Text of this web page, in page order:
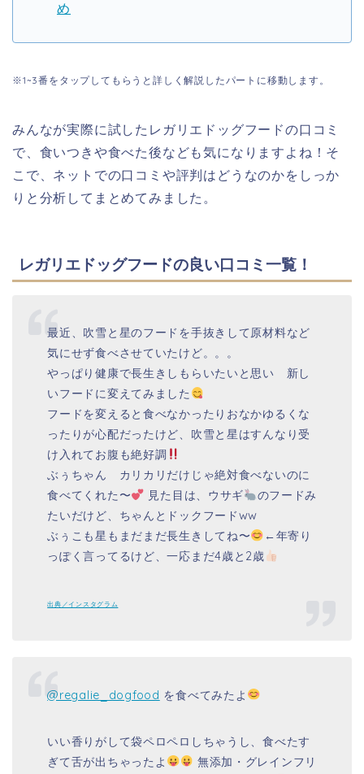
め
※1~3番をタップしてもらうと詳しく解説したパートに移動します。
みんなが実際に試したレガリエドッグフードの口コミ
で、食いつきや食べた後なども気になりますよね！そ
こで、ネットでの口コミや評判はどうなのかをしっか
りと分析してまとめてみました。
レガリエドッグフードの良い口コミ一覧！
最近、吹雪と星のフードを手抜きして原材料など
気にせず食べさせていたけど。。。
やっぱり健康で長生きしもらいたいと思い 新し
いフードに変えてみました
フードを変えると食べなかったりおなかゆるくな
ったりが心配だったけど、吹雪と星はすんなり受
け入れてお腹も絶好調
ぶぅちゃん カリカリだけじゃ絶対食べないのに
食べてくれた〜
見た目は、ウサギ
のフードみ
たいだけど、ちゃんとドックフードww
ぶぅこも星もまだまだ長生きしてね〜
←年寄り
っぽく言ってるけど、一応まだ4歳と2歳
出典／インスタグラム
@regalie_dogfood を食べてみたよ
いい香りがして袋ペロペロしちゃうし、食べたす
ぎて舌が出ちゃったよ
無添加・グレインフリ